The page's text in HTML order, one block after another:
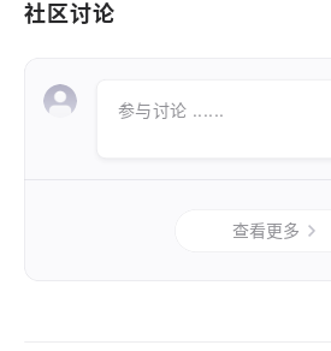
社区讨论
参与讨论 ......
查看更多